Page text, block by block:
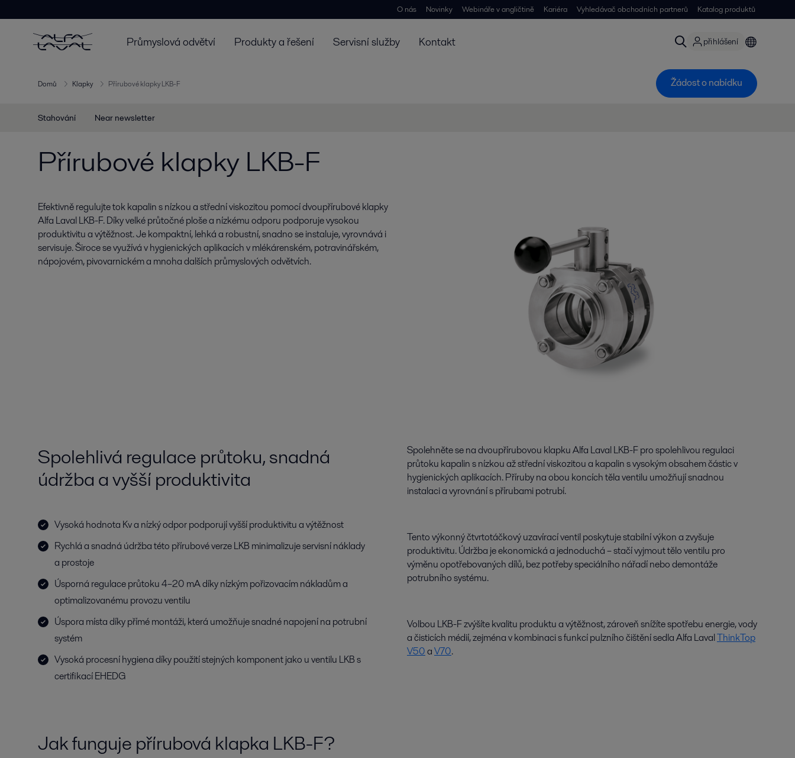
O nás Novinky Webináře v angličtině Kariéra Vyhledávač obchodních partnerů Katalog produktů
Průmyslová odvětví Produkty a řešení Servisní služby Kontakt přihlášení
Domů Klapky Přírubové klapky LKB-F Žádost o nabídku
Stahování Near newsletter
Přírubové klapky LKB-F
Efektivně regulujte tok kapalin s nízkou a střední viskozitou pomocí dvoupřírubové klapky
Alfa Laval LKB-F. Díky velké průtočné ploše a nízkému odporu podporuje vysokou
produktivitu a výtěžnost. Je kompaktní, lehká a robustní, snadno se instaluje, vyrovnává i
servisuje. Široce se využívá v hygienických aplikacích v mlékárenském, potravinářském,
nápojovém, pivovarnickém a mnoha dalších průmyslových odvětvích.
Spolehlivá regulace průtoku, snadná
údržba a vyšší produktivita
Vysoká hodnota Kv a nízký odpor podporují vyšší produktivitu a výtěžnost
Rychlá a snadná údržba této přírubové verze LKB minimalizuje servisní náklady
a prostoje
Úsporná regulace průtoku 4–20 mA díky nízkým pořizovacím nákladům a
optimalizovanému provozu ventilu
Úspora místa díky přímé montáži, která umožňuje snadné napojení na potrubní
systém
Vysoká procesní hygiena díky použití stejných komponent jako u ventilu LKB s
certifikací EHEDG
Spolehněte se na dvoupřírubovou klapku Alfa Laval LKB-F pro spolehlivou regulaci
průtoku kapalin s nízkou až střední viskozitou a kapalin s vysokým obsahem částic v
hygienických aplikacích. Příruby na obou koncích těla ventilu umožňují snadnou
instalaci a vyrovnání s přírubami potrubí.
Tento výkonný čtvrtotáčkový uzavírací ventil poskytuje stabilní výkon a zvyšuje
produktivitu. Údržba je ekonomická a jednoduchá – stačí vyjmout tělo ventilu pro
výměnu opotřebovaných dílů, bez potřeby speciálního nářadí nebo demontáže
potrubního systému.
Volbou LKB-F zvýšíte kvalitu produktu a výtěžnost, zároveň snížíte spotřebu energie, vody
a čisticích médií, zejména v kombinaci s funkcí pulzního čištění sedla Alfa LavalThinkTop
V50aV70.
Jak funguje přírubová klapka LKB-F?